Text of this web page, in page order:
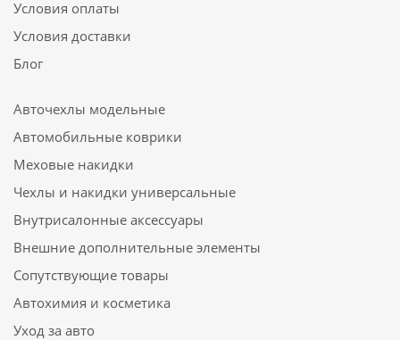
Условия оплаты
Условия доставки
Блог
Авточехлы модельные
Автомобильные коврики
Меховые накидки
Чехлы и накидки универсальные
Внутрисалонные аксессуары
Внешние дополнительные элементы
Сопутствующие товары
Автохимия и косметика
Уход за авто